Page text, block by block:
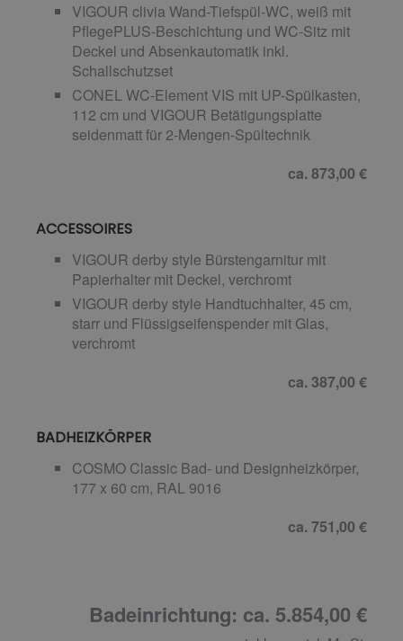
VIGOUR clivia Wand-Tiefspül-WC, weiß mit
PflegePLUS-Beschichtung und WC-Sitz mit
Deckel und Absenkautomatik inkl.
Schallschutzset
CONEL WC-Element VIS mit UP-Spülkasten,
112 cm und VIGOUR Betätigungsplatte
seidenmatt für 2-Mengen-Spültechnik
ca. 873,00 €
ACCESSOIRES
VIGOUR derby style Bürstengarnitur mit
Papierhalter mit Deckel, verchromt
VIGOUR derby style Handtuchhalter, 45 cm,
starr und Flüssigseifenspender mit Glas,
verchromt
ca. 387,00 €
BADHEIZKÖRPER
COSMO Classic Bad- und Designheizkörper,
177 x 60 cm, RAL 9016
ca. 751,00 €
Badeinrichtung: ca. 5.854,00 €